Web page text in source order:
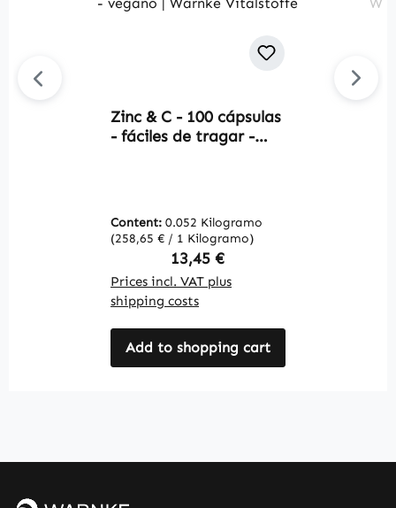
Zinc & C - 100 cápsulas
- fáciles de tragar -
y más - vegano |
Warnke Vitalstoffe
Content: 0.052 Kilogramo
(258,65 € / 1 Kilogramo)
Regular price:
13,45 €
Prices incl. VAT plus
shipping costs
Add to shopping cart